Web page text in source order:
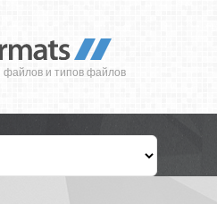
файлов и типов файлов